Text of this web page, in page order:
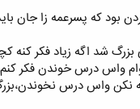
بود که پسرعمه زا جان
شد اگه زياد فکر کنه
واس درس خوندن فکر
نکن واس درس